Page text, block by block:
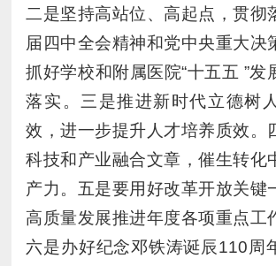
二是坚持高站位、高起点，贯彻
届四中全会精神和党中央重大决
抓好学校和附属医院“十五五 ”发
落实。三是推进新时代立德树
效，进一步提升人才培养质效。
科技和产业融合文章，催生转化
产力。五是要用好改革开放关键
高质量发展推进年度各项重点工
六是办好纪念邓铁涛诞辰110周